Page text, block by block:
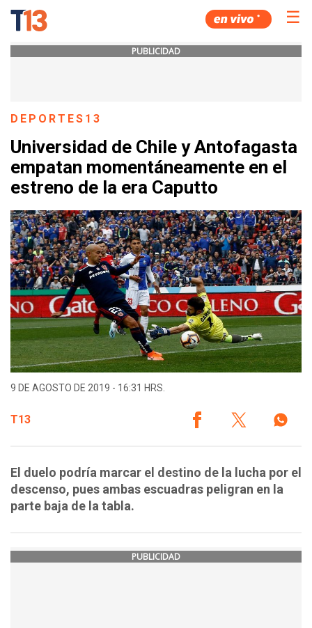
☰
PUBLICIDAD
DEPORTES13
Universidad de Chile y Antofagasta
empatan momentáneamente en el
estreno de la era Caputto
9 DE AGOSTO DE 2019 - 16:31 HRS.
T13
El duelo podría marcar el destino de la lucha por el
descenso, pues ambas escuadras peligran en la
parte baja de la tabla.
PUBLICIDAD